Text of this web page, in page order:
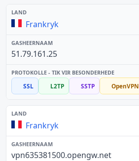
Frankryk
51.79.161.25
SSL L2TP SSTP OpenVPN
Frankryk
vpn635381500.opengw.net